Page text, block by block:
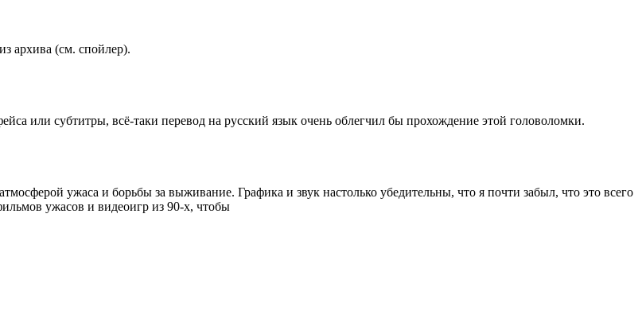
архива (см. спойлер).
или субтитры, всё-таки перевод на русский язык очень облегчил бы прохождение этой головоломки.
ужаса и борьбы за выживание. Графика и звук настолько убедительны, что я почти забыл, что это всего
ужасов и видеоигр из 90-х, чтобы